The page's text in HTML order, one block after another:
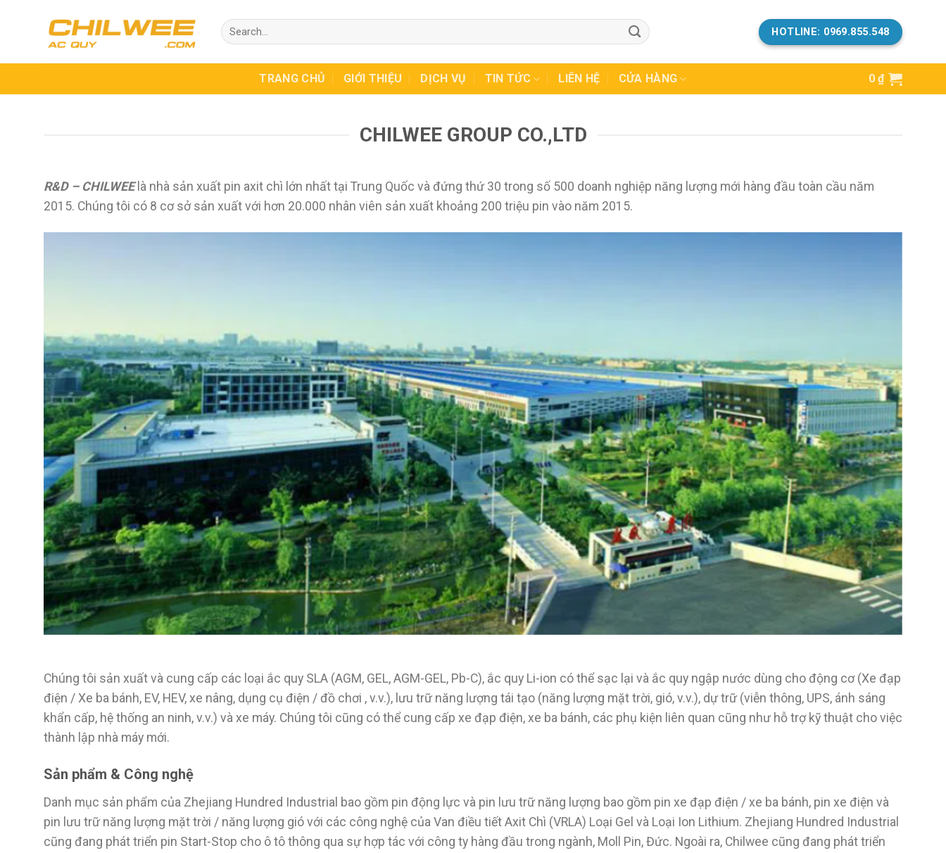
Search
for:
HOTLINE: 0969.855.548
TRANG CHỦ GIỚI THIỆU DỊCH VỤ TIN TỨC LIÊN HỆ CỬA HÀNG 0₫
CHILWEE GROUP CO.,LTD
R&D – CHILWEElà nhà sản xuất pin axit chì lớn nhất tại Trung Quốc và đứng thứ 30 trong số 500 doanh nghiệp năng lượng mới hàng đầu toàn cầu năm
2015. Chúng tôi có 8 cơ sở sản xuất với hơn 20.000 nhân viên sản xuất khoảng 200 triệu pin vào năm 2015.
Chúng tôi sản xuất và cung cấp các loại ắc quy SLA (AGM, GEL, AGM-GEL, Pb-C), ắc quy Li-ion có thể sạc lại và ắc quy ngập nước dùng cho động cơ (Xe đạp
điện / Xe ba bánh, EV, HEV, xe nâng, dụng cụ điện / đồ chơi , v.v.), lưu trữ năng lượng tái tạo (năng lượng mặt trời, gió, v.v.), dự trữ (viễn thông, UPS, ánh sáng
khẩn cấp, hệ thống an ninh, v.v.) và xe máy. Chúng tôi cũng có thể cung cấp xe đạp điện, xe ba bánh, các phụ kiện liên quan cũng như hỗ trợ kỹ thuật cho việc
thành lập nhà máy mới.
Sản phẩm & Công nghệ
Danh mục sản phẩm của Zhejiang Hundred Industrial bao gồm pin động lực và pin lưu trữ năng lượng bao gồm pin xe đạp điện / xe ba bánh, pin xe điện và
pin lưu trữ năng lượng mặt trời / năng lượng gió với các công nghệ của Van điều tiết Axit Chì (VRLA) Loại Gel và Loại Ion Lithium. Zhejiang Hundred Industrial
cũng đang phát triển pin Start-Stop cho ô tô thông qua sự hợp tác với công ty hàng đầu trong ngành, Moll Pin, Đức. Ngoài ra, Chilwee cũng đang phát triển